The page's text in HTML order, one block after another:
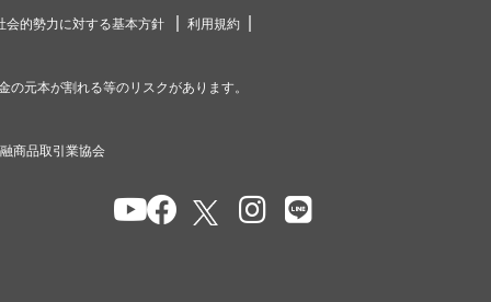
会的勢力に対する基本方針 利用規約
元本が割れる等のリスクがあります。
商品取引業協会